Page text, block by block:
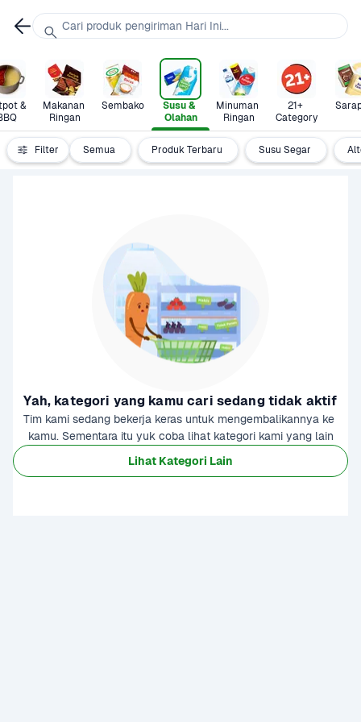
&
Makanan
Ringan
Sembako
Susu &
Olahan
Minuman
Ringan
21+
Category
Filter Semua Produk Terbaru Susu Segar
Yah, kategori yang kamu cari sedang tidak aktif
Tim kami sedang bekerja keras untuk mengembalikannya ke
kamu. Sementara itu yuk coba lihat kategori kami yang lain
Lihat Kategori Lain
Cari produk pengiriman Hari Ini...